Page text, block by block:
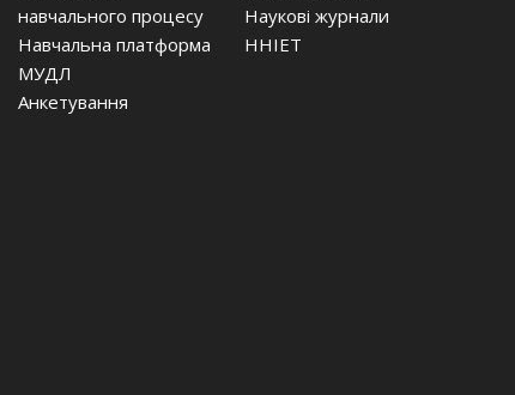
навчального процесу
Навчальна платформа
МУДЛ
Анкетування
Наукові журнали
ННІЕТ